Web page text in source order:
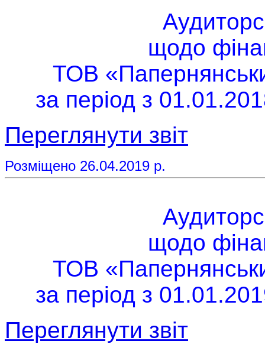
щодо
ТОВ
за період з
Переглянути звіт
Розміщено 26.04.2019 р.
щодо
ТОВ
за період з
Переглянути звіт